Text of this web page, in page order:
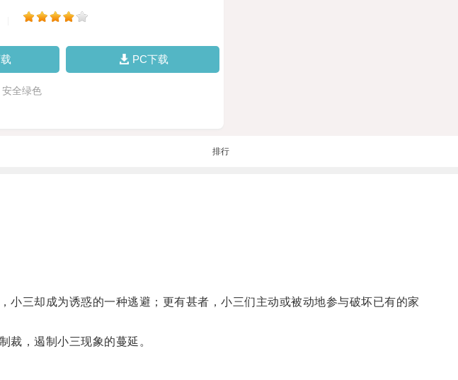
PC下载
全绿色
排行
三却成为诱惑的一种逃避；更有甚者，小三们主动或被动地参与破坏已有的家
，遏制小三现象的蔓延。